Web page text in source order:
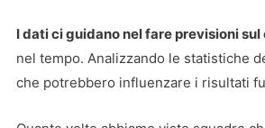
I dati ci guidano nel fare previsioni sul
nel tempo. Analizzando le statistiche
che potrebbero influenzare i risultati